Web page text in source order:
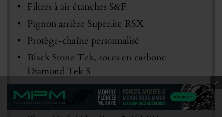
Filtres à air étanches S&F
Pignon arrière Superlite RSX
Protège-chaîne personnalisé
Black Stone Tek, roues en carbone
Diamond Tek 5
Tune Boy – Module de commande du
moteur